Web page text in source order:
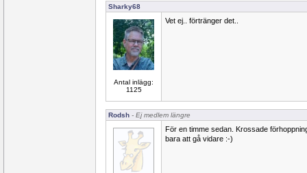
Sharky68
Antal inlägg:
1125
Vet ej.. förtränger det..
Rodsh - Ej medlem längre
För en timme sedan. Krossade
bara att gå vidare :-)